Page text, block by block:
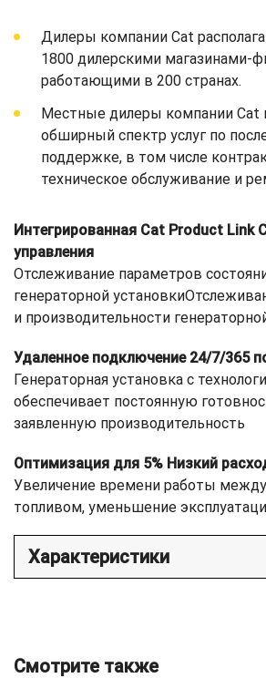
Дилеры компании Cat
1800 дилерскими магазинами-
работающими в 200 странах.
Местные дилеры компании Cat
обширный спектр услуг по
поддержке, в том числе
техническое обслуживание и
Интегрированная Cat Product Link
управления
Отслеживание параметров
генераторной
и производительности
Удаленное подключение 24/7/365
Генераторная установка с
обеспечивает постоянную
заявленную производительность
Оптимизация для 5% Низкий
Увеличение времени работы
топливом, уменьшение
Характеристики
Смотрите также